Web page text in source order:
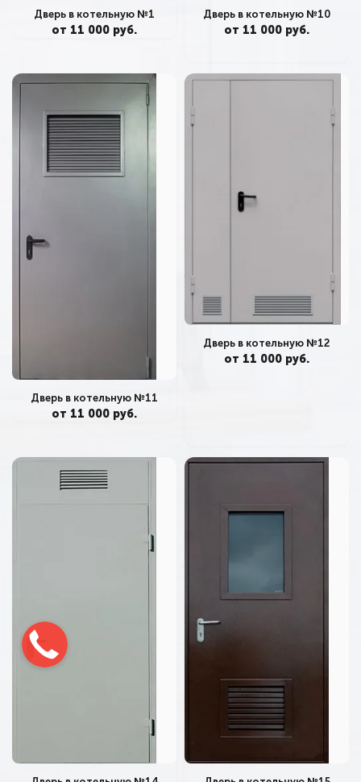
Дверь в котельную №1
от 11 000 руб.
Дверь в котельную №10
от 11 000 руб.
Дверь в котельную №11
от 11 000 руб.
Дверь в котельную №12
от 11 000 руб.